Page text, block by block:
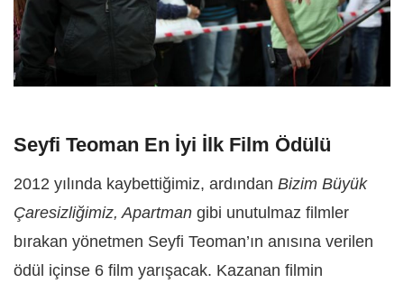
Seyfi Teoman En İyi İlk Film Ödülü
2012 yılında kaybettiğimiz, ardından Bizim Büyük
Çaresizliğimiz, Apartman gibi unutulmaz filmler
bırakan yönetmen Seyfi Teoman’ın anısına verilen
ödül içinse 6 film yarışacak. Kazanan filmin